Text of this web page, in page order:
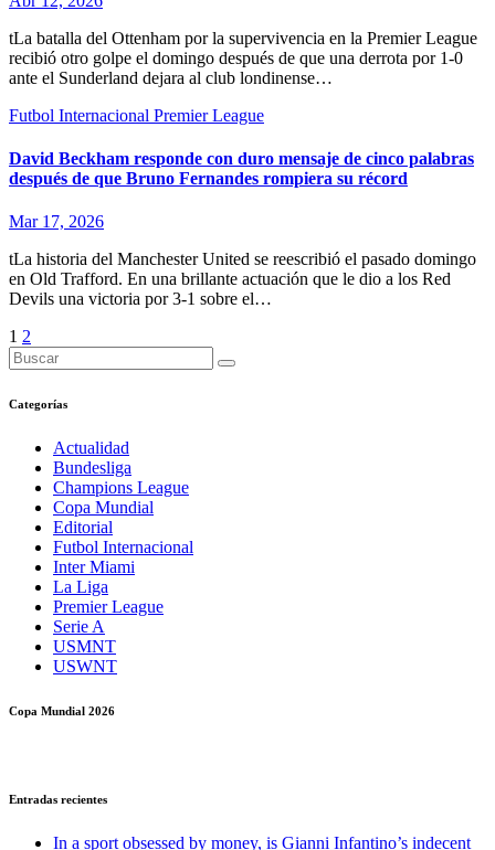
tLa batalla del Ottenham por la supervivencia en la Premier League
recibió otro golpe el domingo después de que una derrota por 1-0
ante el Sunderland dejara al club londinense…
Futbol Internacional Premier League
David Beckham responde con duro mensaje de cinco palabras
después de que Bruno Fernandes rompiera su récord
Mar 17, 2026
tLa historia del Manchester United se reescribió el pasado domingo
en Old Trafford. En una brillante actuación que le dio a los Red
Devils una victoria por 3-1 sobre el…
Paginación
de
entradas
1 2
Categorías
Actualidad
Bundesliga
Champions League
Copa Mundial
Editorial
Futbol Internacional
Inter Miami
La Liga
Premier League
Serie A
USMNT
USWNT
Copa Mundial 2026
Entradas recientes
In a sport obsessed by money, is Gianni Infantino’s indecent